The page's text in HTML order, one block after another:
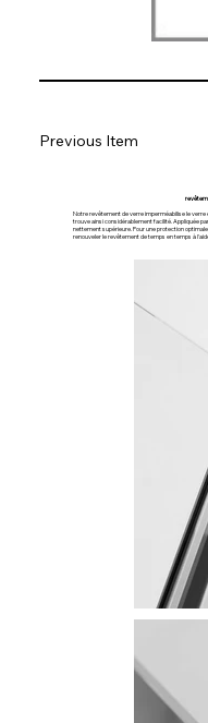
Previous Item
Notre revêtement de verre imperméabilise le verre
trouve ainsi considérablement facilité. Appliquée
nettement supérieure. Pour une protection
renouveler le revêtement de temps en temps à